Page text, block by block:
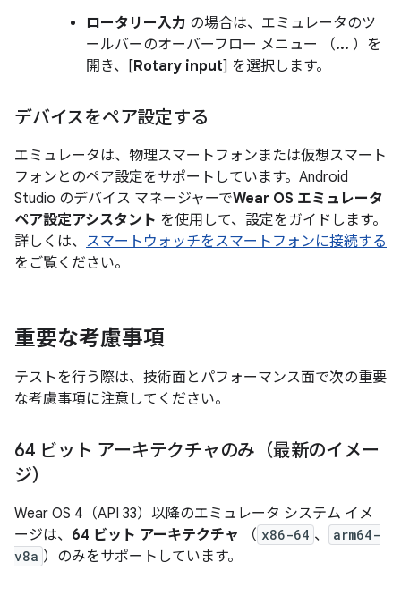
ロータリー入力 の場合は、エミュレータのツ
ールバーのオーバーフロー メニュー （... ）を
開き、[Rotary input] を選択します。
デバイスをペア設定する
エミュレータは、物理スマートフォンまたは仮想スマート
フォンとのペア設定をサポートしています。Android
Studio のデバイス マネージャーでWear OS エミュレータ
ペア設定アシスタント を使用して、設定をガイドします。
詳しくは、 スマートウォッチをスマートフォンに接続する
をご覧ください。
重要な考慮事項
テストを行う際は、技術面とパフォーマンス面で次の重要
な考慮事項に注意してください。
64 ビット アーキテクチャのみ（最新のイメー
ジ）
Wear OS 4（API 33）以降のエミュレータ システム イメ
ージは、 64 ビット アーキテクチャ （ x86-64 、
arm64-
v8a ）のみをサポートしています。